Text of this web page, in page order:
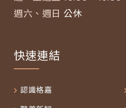
週六、週日 公休
快速連結
認識格嘉